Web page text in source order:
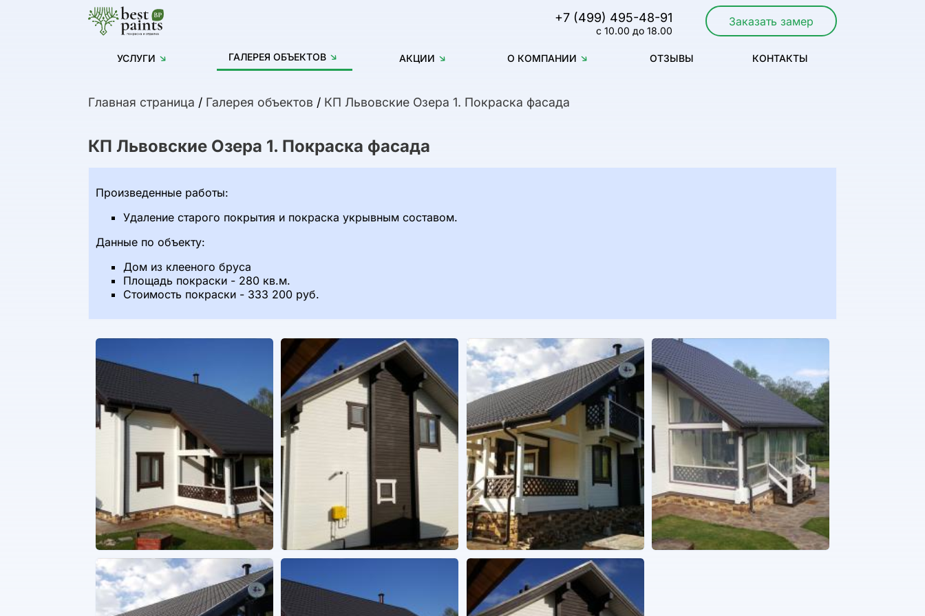
+7 (499) 495-48-91
с 10.00 до 18.00
Заказать замер
УСЛУГИ ГАЛЕРЕЯ ОБЪЕКТОВ АКЦИИ О КОМПАНИИ ОТЗЫВЫ КОНТАКТЫ
Главная страница / Галерея объектов / КП Львовские Озера 1. Покраска фасада
КП Львовские Озера 1. Покраска фасада
Произведенные работы:
Удаление старого покрытия и покраска укрывным составом.
Данные по объекту:
Дом из клееного бруса
Площадь покраски - 280 кв.м.
Стоимость покраски - 333 200 руб.